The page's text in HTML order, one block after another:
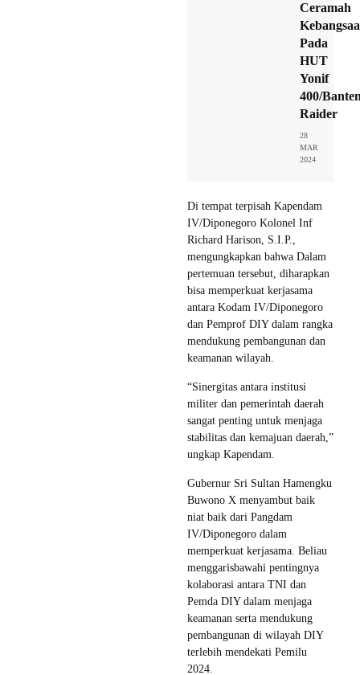
Ceramah
Pada
HUT
Yonif
400/
Raider
28
MAR
2024
Di tempat terpisah Kapendam
IV/Diponegoro Kolonel Inf
Richard Harison, S.I.P.,
mengungkapkan bahwa Dalam
pertemuan tersebut, diharapkan
bisa memperkuat kerjasama
antara Kodam IV/Diponegoro
dan Pemprof DIY dalam rangka
mendukung pembangunan dan
keamanan wilayah.
“Sinergitas antara institusi
militer dan pemerintah daerah
sangat penting untuk menjaga
stabilitas dan kemajuan daerah,”
ungkap Kapendam.
Gubernur Sri Sultan Hamengku
Buwono X menyambut baik
niat baik dari Pangdam
IV/Diponegoro dalam
memperkuat kerjasama. Beliau
menggarisbawahi pentingnya
kolaborasi antara TNI dan
Pemda DIY dalam menjaga
keamanan serta mendukung
pembangunan di wilayah DIY
terlebih mendekati Pemilu
2024.